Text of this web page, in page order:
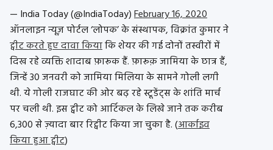
— India Today (@IndiaToday)February 16, 2020
ऑनलाइन न्यूज़ पोर्टल ‘लोपक’ के संस्थापक, विक्रांत कुमार ने
ट्वीट करते हुए दावा कियाकि शेयर की गई दोनों तस्वीरों में
दिख रहे व्यक्ति शादाब फ़ारूक हैं. फ़ारूक़ जामिया के छात्र हैं,
जिन्हें 30 जनवरी को जामिया मिलिया के सामने गोली लगी
थी. ये गोली राजघाट की ओर बढ़ रहे स्टूडेंट्स के शांति मार्च
पर चली थी. इस ट्वीट को आर्टिकल के लिखे जाने तक करीब
6,300 से ज़्यादा बार रिट्वीट किया जा चुका है. (आर्काइव
किया हुआ ट्वीट)